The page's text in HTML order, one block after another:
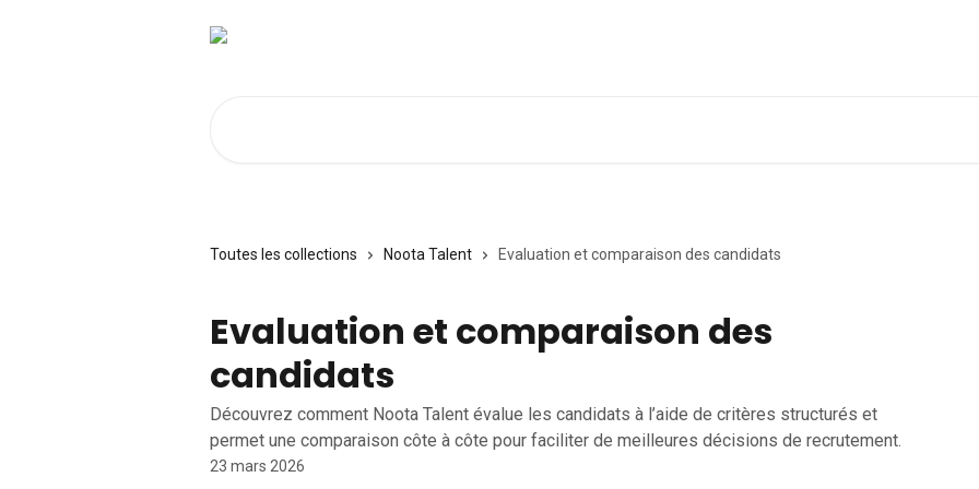
Toutes les collections Noota Talent Evaluation et comparaison des candidats
Evaluation et comparaison des
candidats
Découvrez comment Noota Talent évalue les candidats à l’aide de critères structurés et
permet une comparaison côte à côte pour faciliter de meilleures décisions de recrutement.
23 mars 2026